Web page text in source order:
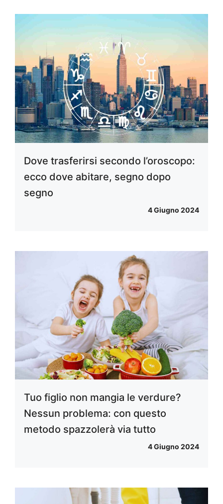
Dove trasferirsi secondo l’oroscopo:
ecco dove abitare, segno dopo
segno
4 Giugno 2024
Tuo figlio non mangia le verdure?
Nessun problema: con questo
metodo spazzolerà via tutto
4 Giugno 2024